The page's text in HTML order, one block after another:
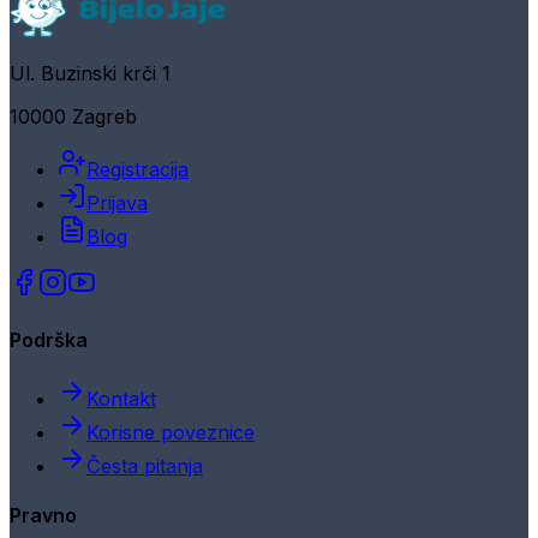
Ul. Buzinski krči 1
10000 Zagreb
Registracija
Prijava
Blog
Podrška
Kontakt
Korisne poveznice
Česta pitanja
Pravno